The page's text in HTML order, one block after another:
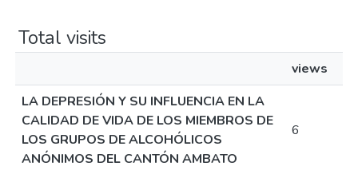
Total visits
views
LA DEPRESIÓN Y SU INFLUENCIA EN LA
CALIDAD DE VIDA DE LOS MIEMBROS DE
LOS GRUPOS DE ALCOHÓLICOS
ANÓNIMOS DEL CANTÓN AMBATO
6